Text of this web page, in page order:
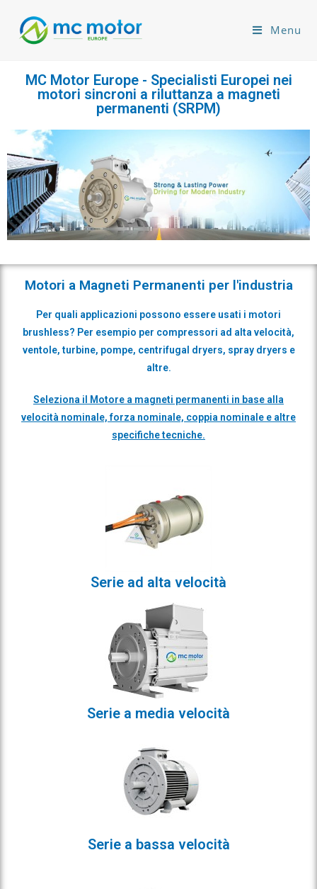
Menu
MC Motor Europe - Specialisti Europei nei
motori sincroni a riluttanza a magneti
permanenti (SRPM)
Motori a Magneti Permanenti per l'industria
Per quali applicazioni possono essere usati i motori
brushless? Per esempio per compressori ad alta velocità,
ventole, turbine, pompe, centrifugal dryers, spray dryers e
altre.
Seleziona il Motore a magneti permanenti in base alla
velocità nominale, forza nominale, coppia nominale e altre
specifiche tecniche.
Serie ad alta velocità
Serie a media velocità
Serie a bassa velocità